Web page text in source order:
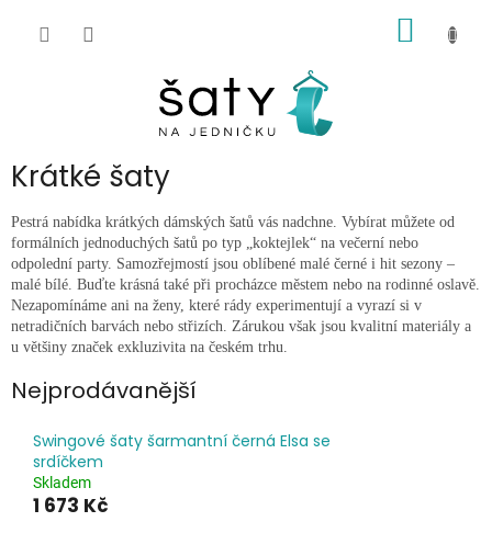
Krátké šaty
Pestrá nabídka krátkých dámských šatů vás nadchne. Vybírat můžete od
formálních jednoduchých šatů po typ „koktejlek“ na večerní nebo
odpolední party. Samozřejmostí jsou oblíbené malé černé i hit sezony –
malé bílé. Buďte krásná také při procházce městem nebo na rodinné oslavě.
Nezapomínáme ani na ženy, které rády experimentují a vyrazí si v
netradičních barvách nebo střizích. Zárukou však jsou kvalitní materiály a
u většiny značek exkluzivita na českém trhu.
Nejprodávanější
Swingové šaty šarmantní černá Elsa se
srdíčkem
Skladem
1 673 Kč